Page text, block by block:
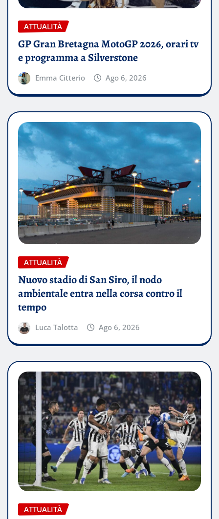
ATTUALITÀ
GP Gran Bretagna MotoGP 2026, orari tv
e programma a Silverstone
Emma Citterio Ago 6, 2026
ATTUALITÀ
Nuovo stadio di San Siro, il nodo
ambientale entra nella corsa contro il
tempo
Luca Talotta Ago 6, 2026
ATTUALITÀ